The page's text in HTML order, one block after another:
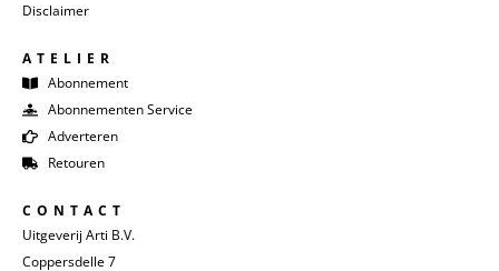
Disclaimer
ATELIER
Abonnement
Abonnementen Service
Adverteren
Retouren
CONTACT
Uitgeverij Arti B.V.
Coppersdelle 7